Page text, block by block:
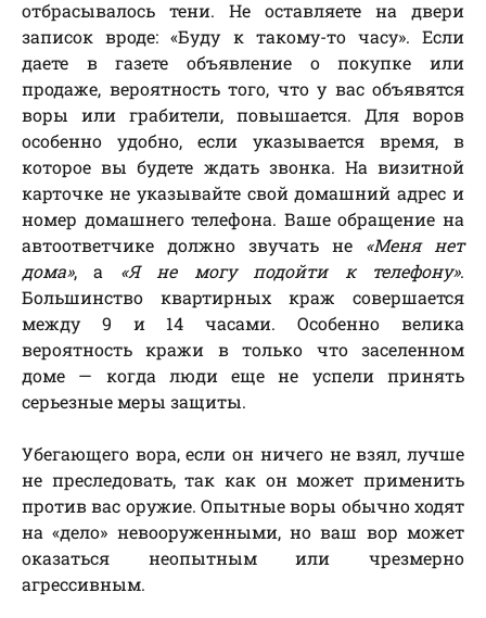
отбрасывалось тени. Не оставляете на двери
записок вроде: «Буду к такому-то часу». Если
даете в газете объявление о покупке или
продаже, вероятность того, что у вас объявятся
воры или грабители, повышается. Для воров
особенно удобно, если указывается время, в
которое вы будете ждать звонка. На визитной
карточке не указывайте свой домашний адрес и
номер домашнего телефона. Ваше обращение на
автоответчике должно звучать не «Меня нет
дома», а «Я не могу подойти к телефону».
Большинство квартирных краж совершается
между 9 и 14 часами. Особенно велика
вероятность кражи в только что заселенном
доме — когда люди еще не успели принять
серьезные меры защиты.
Убегающего вора, если он ничего не взял, лучше
не преследовать, так как он может применить
против вас оружие. Опытные воры обычно ходят
на «дело» невооруженными, но ваш вор может
оказаться неопытным или чрезмерно
агрессивным.